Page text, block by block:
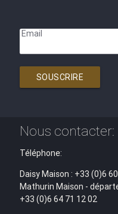
Email
SOUSCRIRE
Nous contacter:
Téléphone:
Daisy Maison : +33 (0)6
Mathurin Maison -
+33 (0)6 64 71 12 02